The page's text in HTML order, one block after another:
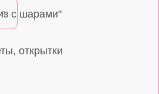
с шарами"
открытки